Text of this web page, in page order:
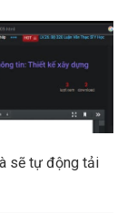
sẽ tự động tải